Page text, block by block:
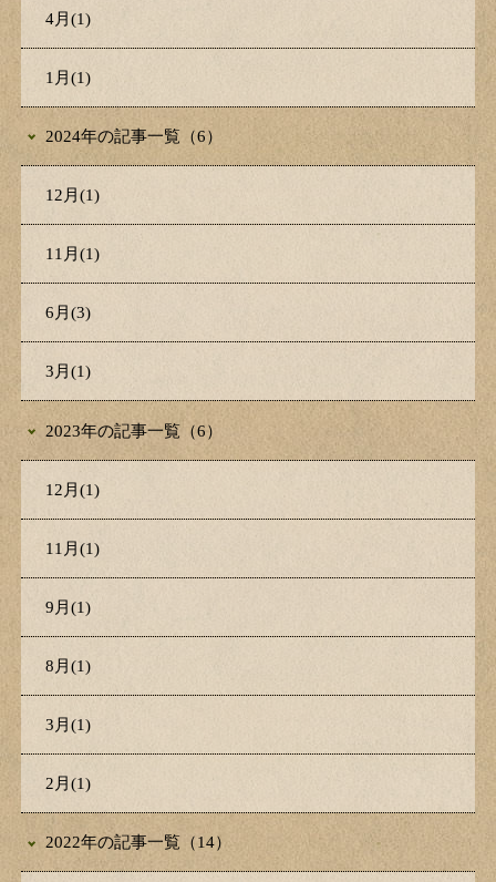
4月(1)
1月(1)
2024年の記事一覧（6）
12月(1)
11月(1)
6月(3)
3月(1)
2023年の記事一覧（6）
12月(1)
11月(1)
9月(1)
8月(1)
3月(1)
2月(1)
2022年の記事一覧（14）